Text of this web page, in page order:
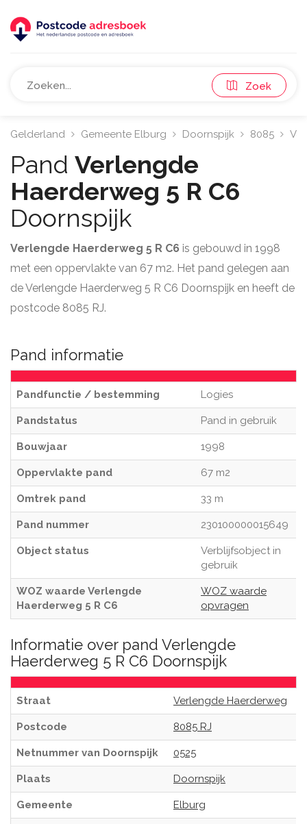
Zoek
Gelderland Gemeente Elburg Doornspijk 8085
Pand Verlengde
Haerderweg 5 R C6
Doornspijk
Verlengde Haerderweg 5 R C6 is gebouwd in 1998
met een oppervlakte van 67 m2. Het pand gelegen aan
de Verlengde Haerderweg 5 R C6 Doornspijk en heeft de
postcode 8085 RJ.
Pand informatie
Pandfunctie / bestemming Logies
Pandstatus Pand in gebruik
Bouwjaar 1998
Oppervlakte pand 67 m2
Omtrek pand 33 m
Pand nummer 230100000015649
Object status
Verblijfsobject in
gebruik
WOZ waarde Verlengde
Haerderweg 5 R C6
WOZ waarde
opvragen
Informatie over pand Verlengde
Haerderweg 5 R C6 Doornspijk
Straat Verlengde Haerderweg
Postcode 8085 RJ
Netnummer van Doornspijk 0525
Plaats Doornspijk
Gemeente Elburg